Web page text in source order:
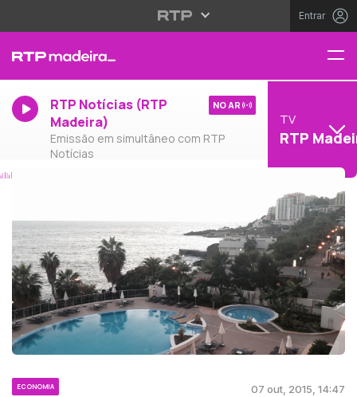
Entrar
RTP Notícias (RTP
Madeira)
Emissão em simultâneo com RTP
Notícias
NO AR
TV
RTP
ECONOMIA 07 out, 2015, 14:47